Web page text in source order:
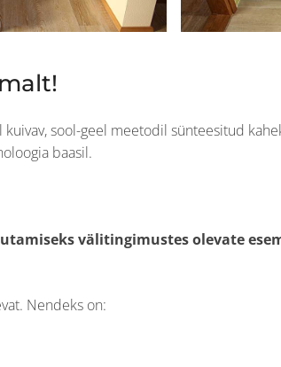
sool-geel meetodil sünteesitud
baasil.
välitingimustes olevate
Nendeks on: